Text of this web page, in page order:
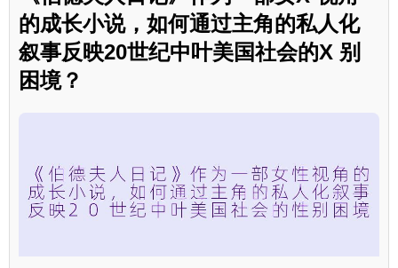
的成长小说，如何通过主角的私人化
叙事反映20世纪中叶美国社会的X 别
困境？